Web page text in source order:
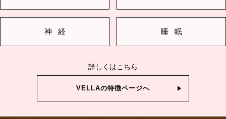
神 経 睡 眠
詳しくはこちら
VELLAの特徴ページへ